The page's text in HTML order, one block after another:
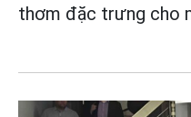
thơm đặc trưng cho